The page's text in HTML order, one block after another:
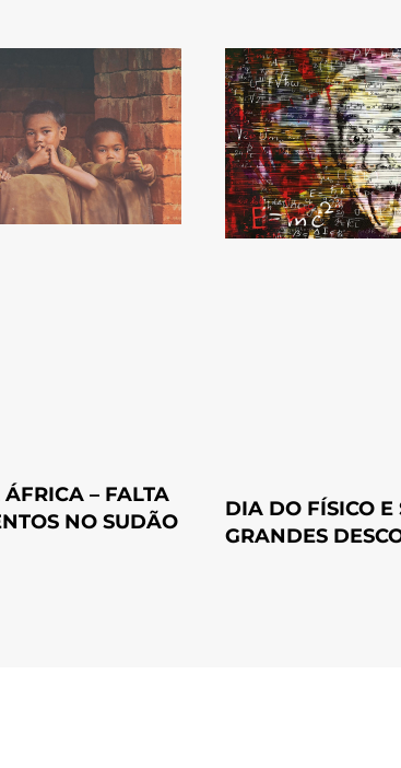
– FALTA
NO SUDÃO
DIA DO FÍSICO E
GRANDES